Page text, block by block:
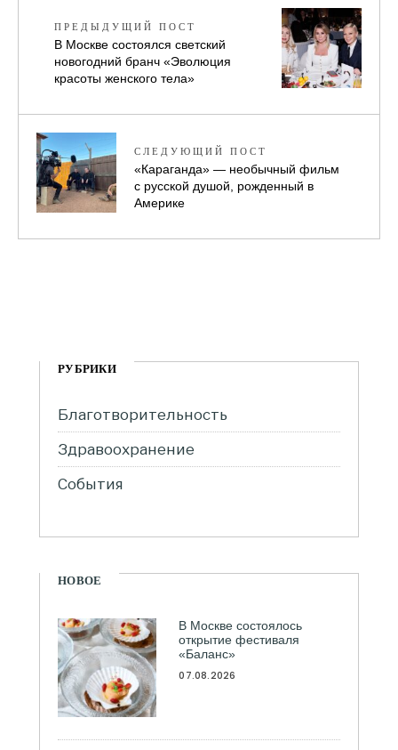
ПРЕДЫДУЩИЙ ПОСТ
В Москве состоялся светский
новогодний бранч «Эволюция
красоты женского тела»
СЛЕДУЮЩИЙ ПОСТ
«Караганда» — необычный фильм
с русской душой, рожденный в
Америке
РУБРИКИ
Благотворительность
Здравоохранение
События
НОВОЕ
В Москве состоялось
открытие фестиваля
«Баланс»
07.08.2026